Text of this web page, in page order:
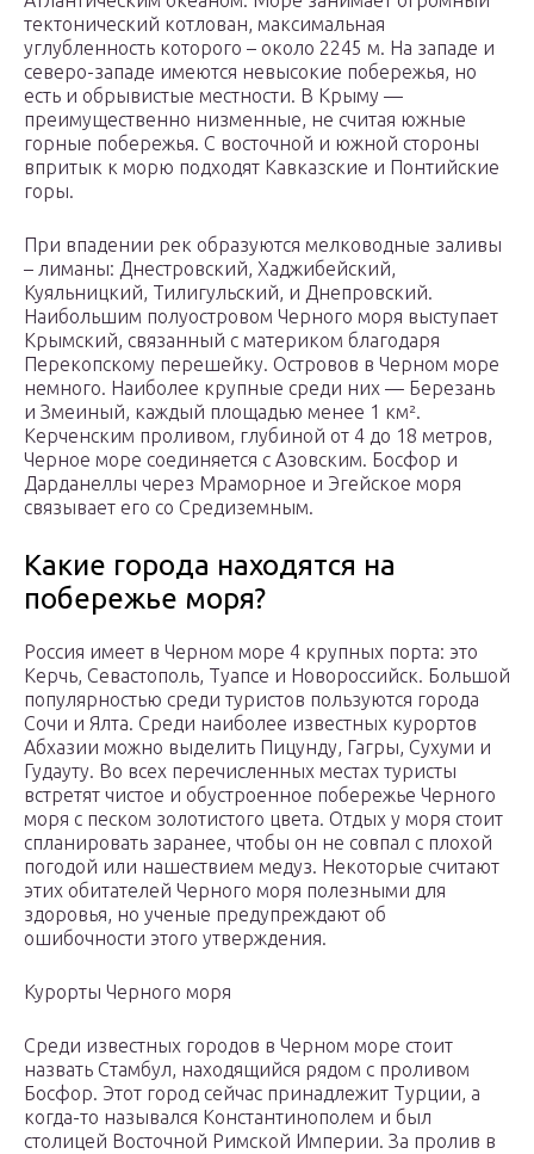
тектонический котлован, максимальная
углубленность которого – около 2245 м. На западе и
северо-западе имеются невысокие побережья, но
есть и обрывистые местности. В Крыму —
преимущественно низменные, не считая южные
горные побережья. С восточной и южной стороны
впритык к морю подходят Кавказские и Понтийские
горы.
При впадении рек образуются мелководные заливы
– лиманы: Днестровский, Хаджибейский,
Куяльницкий, Тилигульский, и Днепровский.
Наибольшим полуостровом Черного моря выступает
Крымский, связанный с материком благодаря
Перекопскому перешейку. Островов в Черном море
немного. Наиболее крупные среди них — Березань
и Змеиный, каждый площадью менее 1 км².
Керченским проливом, глубиной от 4 до 18 метров,
Черное море соединяется с Азовским. Босфор и
Дарданеллы через Мраморное и Эгейское моря
связывает его со Средиземным.
Какие города находятся на
побережье моря?
Россия имеет в Черном море 4 крупных порта: это
Керчь, Севастополь, Туапсе и Новороссийск. Большой
популярностью среди туристов пользуются города
Сочи и Ялта. Среди наиболее известных курортов
Абхазии можно выделить Пицунду, Гагры, Сухуми и
Гудауту. Во всех перечисленных местах туристы
встретят чистое и обустроенное побережье Черного
моря с песком золотистого цвета. Отдых у моря стоит
спланировать заранее, чтобы он не совпал с плохой
погодой или нашествием медуз. Некоторые считают
этих обитателей Черного моря полезными для
здоровья, но ученые предупреждают об
ошибочности этого утверждения.
Курорты Черного моря
Среди известных городов в Черном море стоит
назвать Стамбул, находящийся рядом с проливом
Босфор. Этот город сейчас принадлежит Турции, а
когда-то назывался Константинополем и был
столицей Восточной Римской Империи. За пролив в